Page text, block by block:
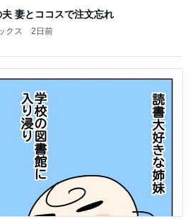
妻とココスで注文忘れ
クス 2日前